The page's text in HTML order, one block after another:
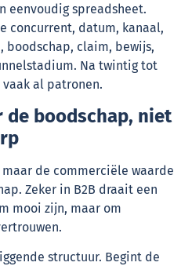
eenvoudig spreadsheet.
concurrent, datum, kanaal,
claim, bewijs,
Na twintig tot
al patronen.
de boodschap, niet
de commerciële waarde
Zeker in B2B draait een
mooi zijn, maar om
structuur. Begint de